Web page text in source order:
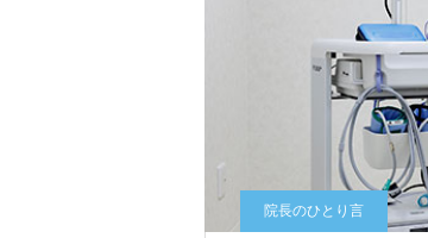
院長のひとり言